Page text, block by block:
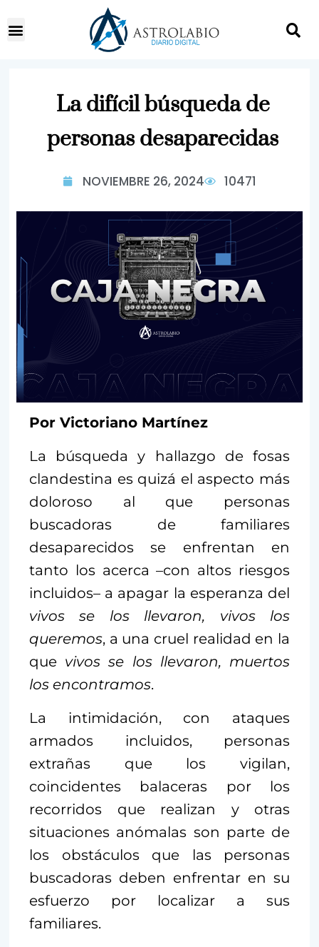
La difícil búsqueda de
personas desaparecidas
NOVIEMBRE 26, 2024 10471
Por Victoriano Martínez
La búsqueda y hallazgo de fosas
clandestina es quizá el aspecto más
doloroso al que personas
buscadoras de familiares
desaparecidos se enfrentan en
tanto los acerca –con altos riesgos
incluidos– a apagar la esperanza del
vivos se los llevaron, vivos los
queremos, a una cruel realidad en la
que vivos se los llevaron, muertos
los encontramos.
La intimidación, con ataques
armados incluidos, personas
extrañas que los vigilan,
coincidentes balaceras por los
recorridos que realizan y otras
situaciones anómalas son parte de
los obstáculos que las personas
buscadoras deben enfrentar en su
esfuerzo por localizar a sus
familiares.